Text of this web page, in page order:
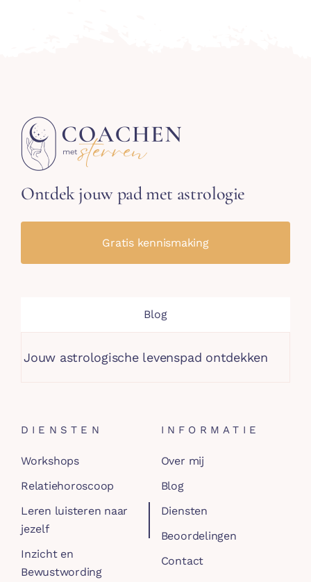
Ontdek jouw pad met astrologie
Gratis kennismaking
Blog
astrologische levenspad ontdekken Jouw
DIENSTEN
Workshops
Relatiehoroscoop
Leren luisteren naar
jezelf
Inzicht en
Bewustwording
INFORMATIE
Over mij
Blog
Diensten
Beoordelingen
Contact